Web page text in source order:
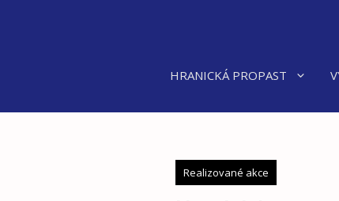
HRANICKÁ PROPAST
Realizované akce